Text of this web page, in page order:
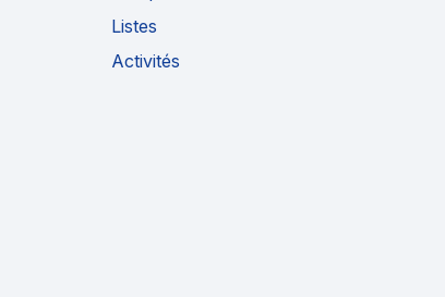
Listes
Activités